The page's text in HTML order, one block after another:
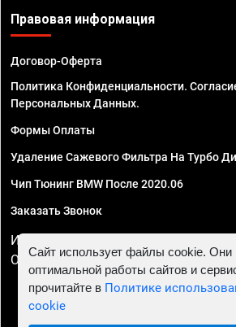
Правовая информация
Договор-Оферта
Политика Конфиденциальности.
Персональных Данных.
Формы Оплаты
Удаление Сажевого Фильтра На Турбо
Чип Тюнинг BMW После 2020.06
Заказать Звонок
ИП Смирнов Георгий Павлович. ИНН
ОГРНИП 324470400032610
Сайт использует файлы cookie.
оптимальной работы сайтов и
прочитайте в Политике
cookie